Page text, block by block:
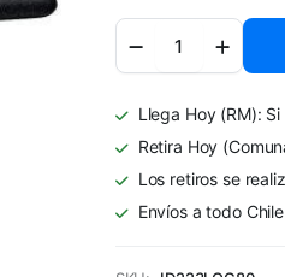
ERGO
K860
Negro
quantity
Llega Hoy (RM):
Retira Hoy
Los retiros se
Envíos a todo